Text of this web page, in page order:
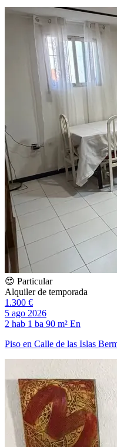
😍 Particular
Alquiler de temporada
1.300 €
5 ago 2026
2 hab 1 ba 90 m² En
Piso en Calle de las Islas